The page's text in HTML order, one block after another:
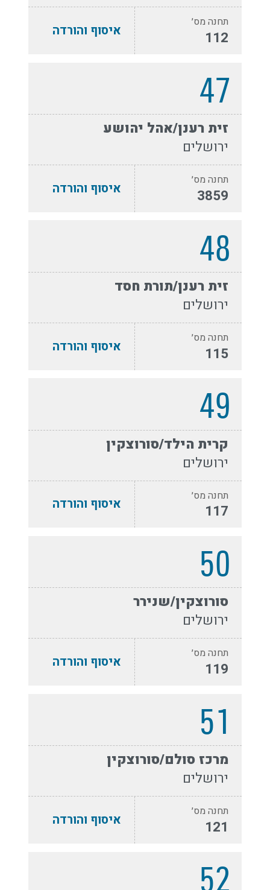
תחנה מס׳
112 איסוף והורדה
47
זית רענן/אהל יהושע
ירושלים
תחנה מס׳
3859 איסוף והורדה
48
זית רענן/תורת חסד
ירושלים
תחנה מס׳
115 איסוף והורדה
49
קרית הילד/סורוצקין
ירושלים
תחנה מס׳
117 איסוף והורדה
50
סורוצקין/שנירר
ירושלים
תחנה מס׳
119 איסוף והורדה
51
מרכז סולם/סורוצקין
ירושלים
תחנה מס׳
121 איסוף והורדה
52